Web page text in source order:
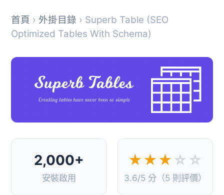
首頁 › 外掛目錄 › Superb Table (SEO
Optimized Tables With Schema)
2,000+
安裝啟用
★★★ ☆☆
3.6/5 分（5 則評價）